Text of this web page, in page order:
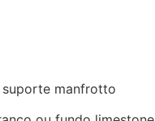
manfrotto